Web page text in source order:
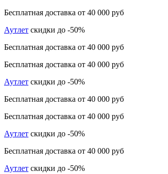
Бесплатная доставка от 40 000 руб
Аутлет скидки до -50%
Бесплатная доставка от 40 000 руб
Бесплатная доставка от 40 000 руб
Аутлет скидки до -50%
Бесплатная доставка от 40 000 руб
Бесплатная доставка от 40 000 руб
Аутлет скидки до -50%
Бесплатная доставка от 40 000 руб
Аутлет скидки до -50%